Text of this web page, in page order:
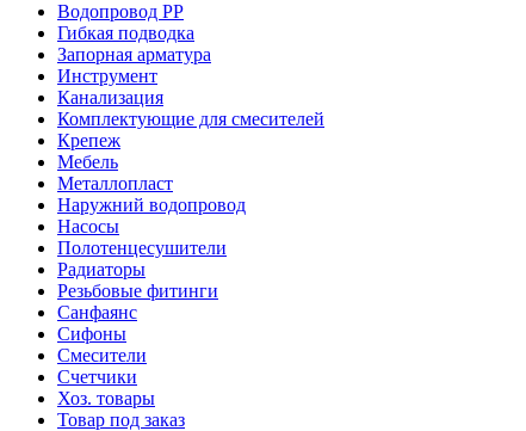
Водопровод РР
Гибкая подводка
Запорная арматура
Инструмент
Канализация
Комплектующие для смесителей
Крепеж
Мебель
Металлопласт
Наружний водопровод
Насосы
Полотенцесушители
Радиаторы
Резьбовые фитинги
Санфаянс
Сифоны
Смесители
Счетчики
Хоз. товары
Товар под заказ